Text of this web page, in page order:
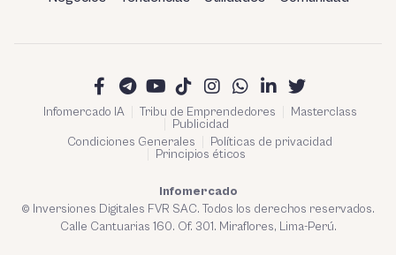
Infomercado IA Tribu de Emprendedores
Masterclass
Publicidad
Condiciones Generales
Políticas de privacidad
Principios éticos
Infomercado
© Inversiones Digitales FVR SAC. Todos los derechos reservados.
Calle Cantuarias 160. Of. 301. Miraflores, Lima-Perú.